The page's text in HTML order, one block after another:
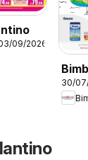
09/2026
30/